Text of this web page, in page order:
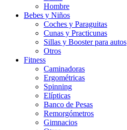
Hombre
Bebes y Niños
Coches y Paraguitas
Cunas y Practicunas
Sillas y Booster para autos
Otros
Fitness
Caminadoras
Ergométricas
Spinning
Elípticas
Banco de Pesas
Remorgómetros
Gimnacios